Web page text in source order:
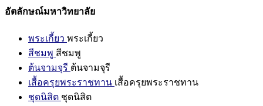
อัตลักษณ์มหาวิทยาลัย
พระเกี้ยว พระเกี้ยว
สีชมพู สีชมพู
ต้นจามจุรี ต้นจามจุรี
เสื้อครุยพระราชทาน เสื้อครุยพระราชทาน
ชุดนิสิต ชุดนิสิต